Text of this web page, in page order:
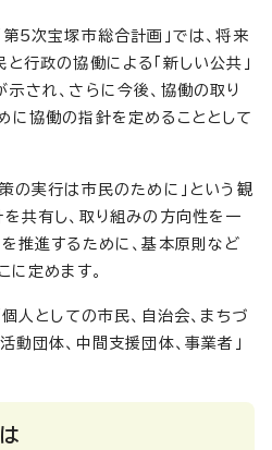
5次宝塚市総合計画」では、将来
行政の協働による「新しい公共」
され、さらに今後、協働の取り
に協働の指針を定めることとして
の実行は市民のために」という観
共有し、取り組みの方向性を一
推進するために、基本原則など
に定めます。
個人としての市民、自治会、まちづ
動団体、中間支援団体、事業者」